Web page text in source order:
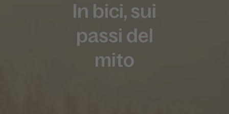
In bici, sui
passi del
mito